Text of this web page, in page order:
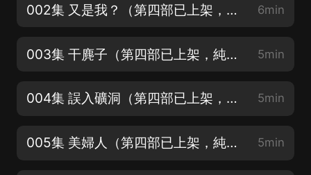
002集 又是我？（第四部已上架，純東北話沉浸式收聽，一集就上癮） 6min
003集 干麂子（第四部已上架，純東北話沉浸式收聽，一集就上癮） 5min
004集 誤入礦洞（第四部已上架，純東北話沉浸式收聽，一集就上癮） 5min
005集 美婦人（第四部已上架，純東北話沉浸式收聽，一集就上癮） 5min